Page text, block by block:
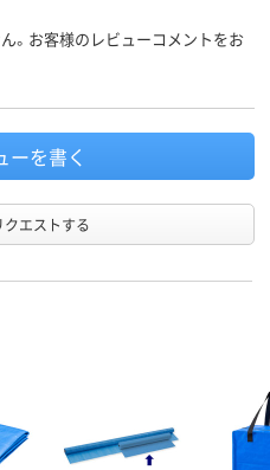
。お客様のレビューコメントをお
ーを書く
クエストする